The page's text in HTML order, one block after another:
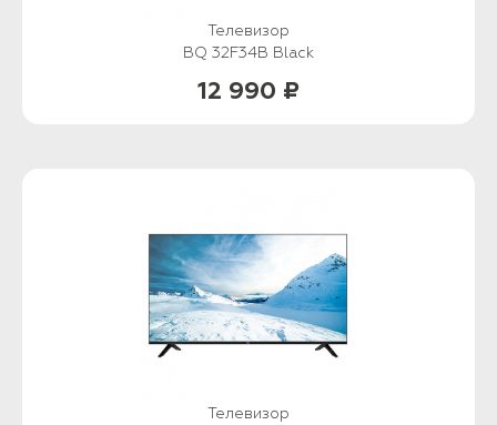
Телевизор
BQ 32F34B Black
12 990 ₽
Телевизор